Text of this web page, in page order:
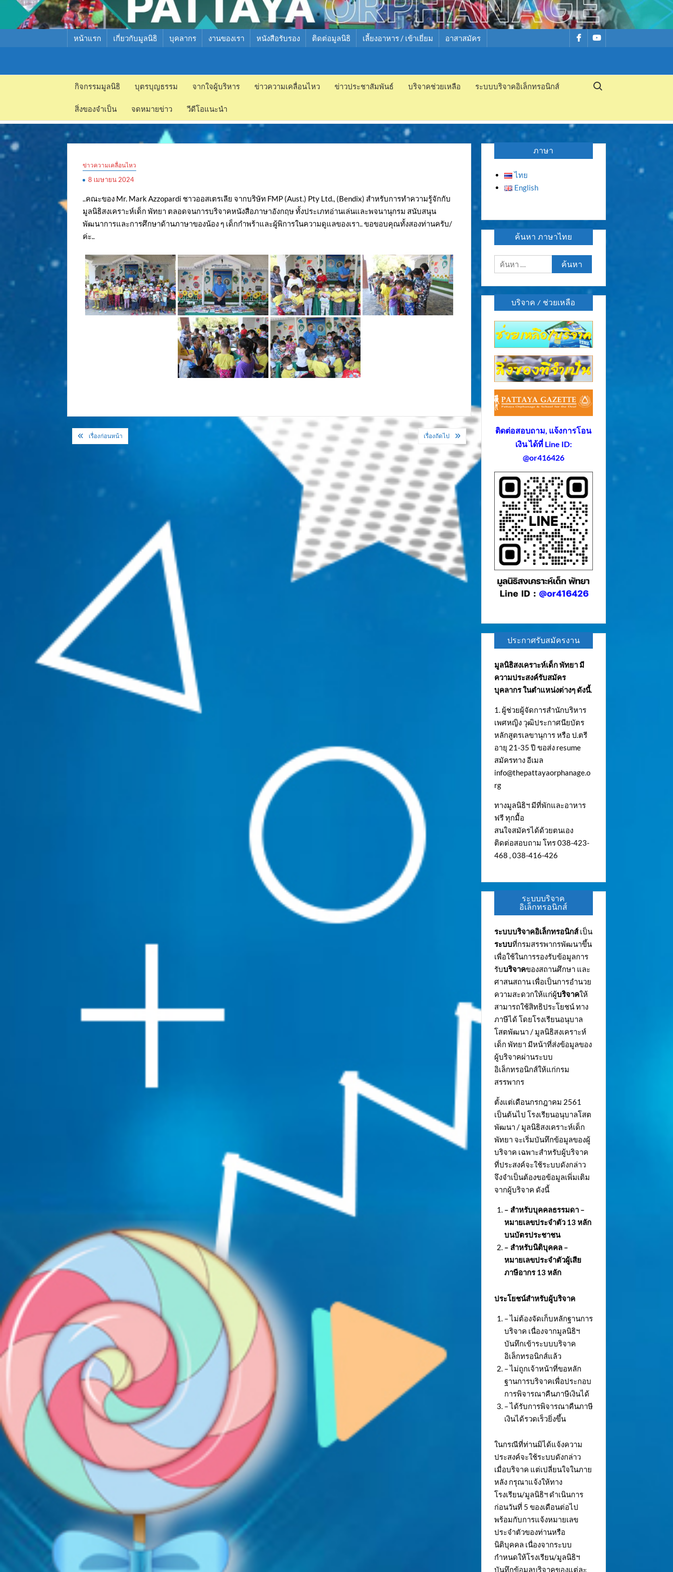
หน้าแรก เกี่ยวกับมูลนิธิ บุคลากร งานของเรา หนังสือรับรอง ติดต่อมูลนิธิ เลี้ยงอาหาร / เข้าเยี่ยม อาสาสมัคร รายการรายการ
มูลนิธิ
สงเคราะห์
เด็ก พัทยา
กิจกรรมมูลนิธิ บุตรบุญธรรม จากใจผู้บริหาร ข่าวความเคลื่อนไหว ข่าวประชาสัมพันธ์ บริจาคช่วยเหลือ ระบบบริจาคอิเล็กทรอนิกส์
สิ่งของจำเป็น จดหมายข่าว วีดีโอแนะนำ
Search for:
ข่าวความเคลื่อนไหว
8 เมษายน 2024
..คณะของ Mr. Mark Azzopardi ชาวออสเตรเลีย จากบริษัท FMP (Aust.) Pty Ltd., (Bendix) สำหรับการทำความรู้จักกับ
มูลนิธิสงเคราะห์เด็ก พัทยา ตลอดจนการบริจาคหนังสือภาษาอังกฤษ ทั้งประเภทอ่านเล่นและพจนานุกรม สนับสนุน
พัฒนาการและการศึกษาด้านภาษาของน้อง ๆ เด็กกำพร้าและผู้พิการในความดูแลของเรา.. ขอขอบคุณทั้งสองท่านครับ/
ค่ะ..
แนะแนว
เรื่องก่อนหน้า เรื่องถัดไป
ภาษา
ไทย
English
ค้นหา ภาษาไทย
ค้นหา
สำหรับ:
บริจาค / ช่วยเหลือ
ติดต่อสอบถาม, แจ้งการโอน
เงิน ได้ที่ Line ID:
@or416426
ประกาศรับสมัครงาน
มูลนิธิสงเคราะห์เด็ก พัทยา มี
ความประสงค์รับสมัคร
บุคลากร ในตำแหน่งต่างๆ ดังนี้.
1. ผู้ช่วยผู้จัดการสำนักบริหาร
เพศหญิง วุฒิประกาศนียบัตร
หลักสูตรเลขานุการ หรือ ป.ตรี
อายุ 21-35 ปี ขอส่ง resume
สมัครทาง อีเมล
info@thepattayaorphanage.o
rg
ทางมูลนิธิฯ มีที่พักและอาหาร
ฟรี ทุกมื้อ
สนใจสมัครได้ด้วยตนเอง
ติดต่อสอบถาม โทร 038-423-
468 , 038-416-426
ระบบบริจาค
อิเล็กทรอนิกส์
ระบบบริจาคอิเล็กทรอนิกส์เป็น
ระบบที่กรมสรรพากรพัฒนาขึ้น
เพื่อใช้ในการรองรับข้อมูลการ
รับบริจาคของสถานศึกษา และ
ศาสนสถาน เพื่อเป็นการอำนวย
ความสะดวกให้แก่ผู้บริจาคให้
สามารถใช้สิทธิประโยชน์ ทาง
ภาษีได้ โดยโรงเรียนอนุบาล
โสตพัฒนา / มูลนิธิสงเคราะห์
เด็ก พัทยา มีหน้าที่ส่งข้อมูลของ
ผู้บริจาคผ่านระบบ
อิเล็กทรอนิกส์ให้แก่กรม
สรรพากร
ตั้งแต่เดือนกรกฎาคม 2561
เป็นต้นไป โรงเรียนอนุบาลโสต
พัฒนา / มูลนิธิสงเคราะห์เด็ก
พัทยา จะเริ่มบันทึกข้อมูลของผู้
บริจาค เฉพาะสำหรับผู้บริจาค
ที่ประสงค์จะใช้ระบบดังกล่าว
จึงจำเป็นต้องขอข้อมูลเพิ่มเติม
จากผู้บริจาค ดังนี้
– สำหรับบุคคลธรรมดา –
หมายเลขประจำตัว 13 หลัก
บนบัตรประชาชน
– สำหรับนิติบุคคล –
หมายเลขประจำตัวผู้เสีย
ภาษีอากร 13 หลัก
ประโยชน์สำหรับผู้บริจาค
– ไม่ต้องจัดเก็บหลักฐานการ
บริจาค เนื่องจากมูลนิธิฯ
บันทึกเข้าระบบบริจาค
อิเล็กทรอนิกส์แล้ว
– ไม่ถูกเจ้าหน้าที่ขอหลัก
ฐานการบริจาคเพื่อประกอบ
การพิจารณาคืนภาษีเงินได้
– ได้รับการพิจารณาคืนภาษี
เงินได้รวดเร็วยิ่งขึ้น
ในกรณีที่ท่านมิได้แจ้งความ
ประสงค์จะใช้ระบบดังกล่าว
เมื่อบริจาค แต่เปลี่ยนใจในภาย
หลัง กรุณาแจ้งให้ทาง
โรงเรียน/มูลนิธิฯ ดำเนินการ
ก่อนวันที่ 5 ของเดือนต่อไป
พร้อมกับการแจ้งหมายเลข
ประจำตัวของท่านหรือ
นิติบุคคล เนื่องจากระบบ
กำหนดให้โรงเรียน/มูลนิธิฯ
บันทึกข้อมูลบริจาคของแต่ละ